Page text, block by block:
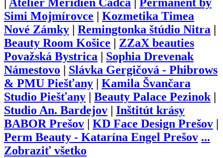
Ateliér Meridien Čadca
Permanent by
Simi Mojmírovce
Kozmetika Timea
Nové Zámky
Remingtonka štúdio Nitra
Beauty Room Košice
ZZaX beauties
Považská Bystrica
Sophia Drevenak
Námestovo
Slávka Gergičová - Phibrows
& PMU Piešťany
Kamila Švančara
Studio Piešťany
Beauty Palace Pezinok|
Studio An. Bardejov
Inštitút krásy
BABOR Prešov
KD Face Design Prešov
Perm Beauty - Katarína Engel Prešov ...
Zobraziť všetko